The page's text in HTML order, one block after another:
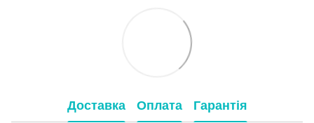
Доставка Оплата Гарантія